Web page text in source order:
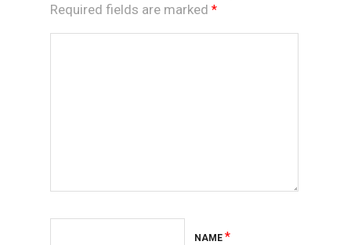
Required fields are marked *
NAME *